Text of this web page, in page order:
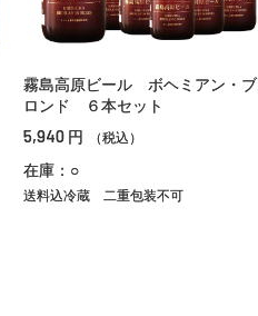
霧島高原ビール ボヘミアン・ブ
ロンド ６本セット
5,940 円 （税込）
在庫：○
送料込冷蔵 二重包装不可